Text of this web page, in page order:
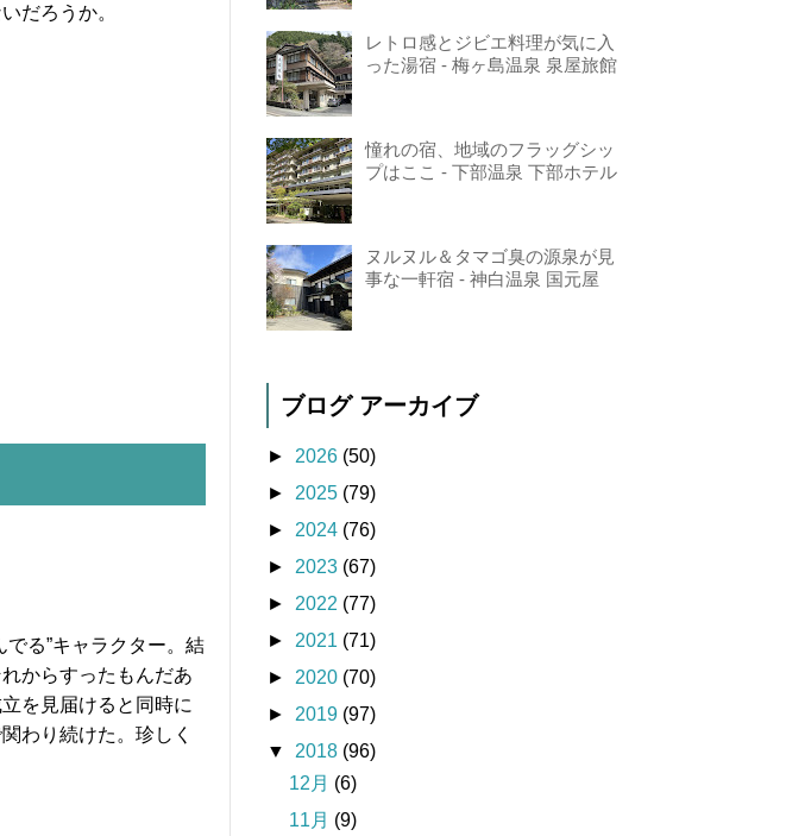
だろうか。
る”キャラクター。結
からすったもんだあ
を見届けると同時に
わり続けた。珍しく
レトロ感とジビエ料理が気に入
った湯宿 - 梅ヶ島温泉 泉屋旅館
憧れの宿、地域のフラッグシッ
プはここ - 下部温泉 下部ホテル
ヌルヌル＆タマゴ臭の源泉が見
事な一軒宿 - 神白温泉 国元屋
ブログ アーカイブ
► 2026 (50)
► 2025 (79)
► 2024 (76)
► 2023 (67)
► 2022 (77)
► 2021 (71)
► 2020 (70)
► 2019 (97)
▼ 2018 (96)
12月 (6)
11月 (9)